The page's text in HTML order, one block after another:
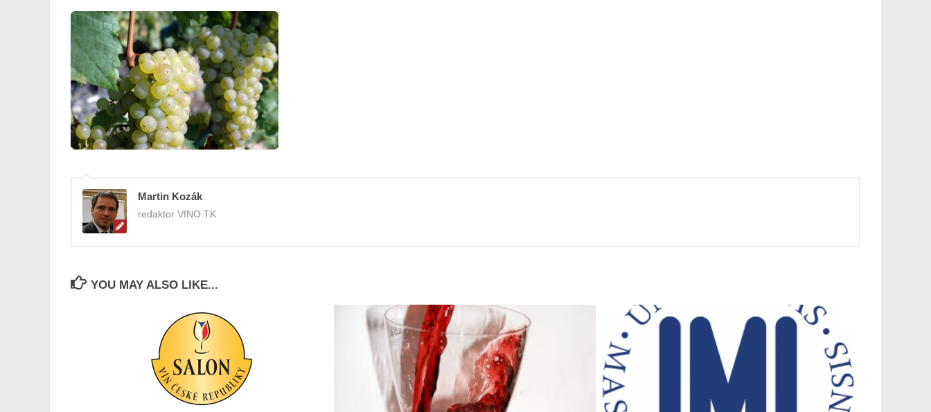
Martin Kozák
redaktor VINO.TK
YOU MAY ALSO LIKE...